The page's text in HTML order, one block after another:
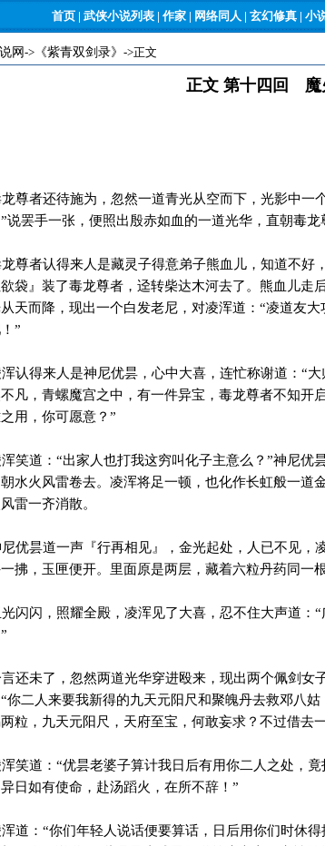
首页 | 武侠小说列表 | 作家 | 网络同人 | 玄幻修真 | 小
网-> 《紫青双剑录》 ->正文
正文 第十四回
尊者还待施为，忽然一道青光从空而下，光影中一
说罢手一张，便照出殷赤如血的一道光华，直朝毒龙
尊者认得来人是藏灵子得意弟子熊血儿，知道不好
欲袋』装了毒龙尊者，迳转柴达木河去了。熊血儿
天而降，现出一个白发老尼，对凌浑道：“凌道友
”
认得来人是神尼优昙，心中大喜，连忙称谢道：“
凡，青螺魔宫之中，有一件异宝，毒龙尊者不知开
用，你可愿意？”
笑道：“出家人也打我这穷叫化子主意么？”神尼优
水火风雷卷去。凌浑将足一顿，也化作长虹般一道
雷一齐消散。
优昙道一声『行再相见』，金光起处，人已不见，
拂，玉匣便开。里面原是两层，藏着六粒丹药同一根
闪闪，照耀全殿，凌浑见了大喜，忍不住大声道：
还未了，忽然两道光华穿进殴来，现出两个佩剑女
你二人来要我新得的九天元阳尺和聚魄丹去救邓八
粒，九天元阳尺，天府至宝，何敢妄求？不过借去
笑道：“优昙老婆子算计我日后有用你二人之处，
日如有使命，赴汤蹈火，在所不辞！”
道：“你们年轻人说话便要算话，日后用你们时休